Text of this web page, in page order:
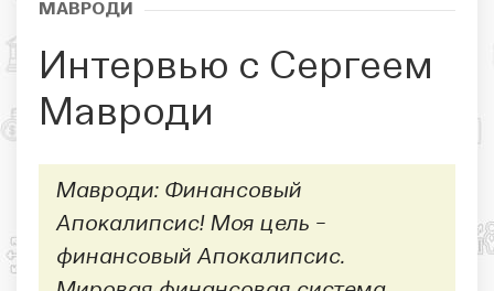
МАВРОДИ
Интервью c Сергеем
Мавроди
Мавроди: Финансовый
Апокалипсис! Моя цель −
финансовый Апокалипсис.